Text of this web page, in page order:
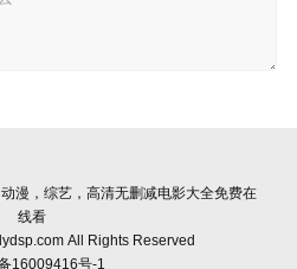
漫，综艺，高清无删减电影大全免费在
线看
All Rights Reserved
16009416号-1